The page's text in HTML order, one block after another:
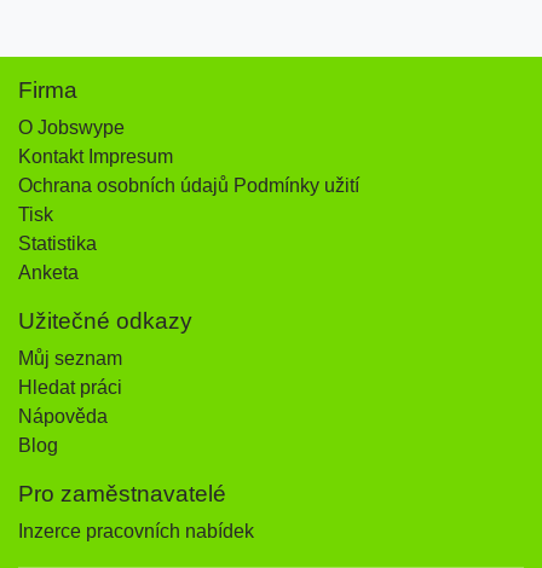
Firma
O Jobswype
Kontakt Impresum
Ochrana osobních údajů Podmínky užití
Tisk
Statistika
Anketa
Užitečné odkazy
Můj seznam
Hledat práci
Nápověda
Blog
Pro zaměstnavatelé
Inzerce pracovních nabídek